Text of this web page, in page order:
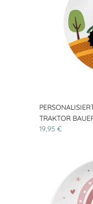
TRAKTOR
19,95 €